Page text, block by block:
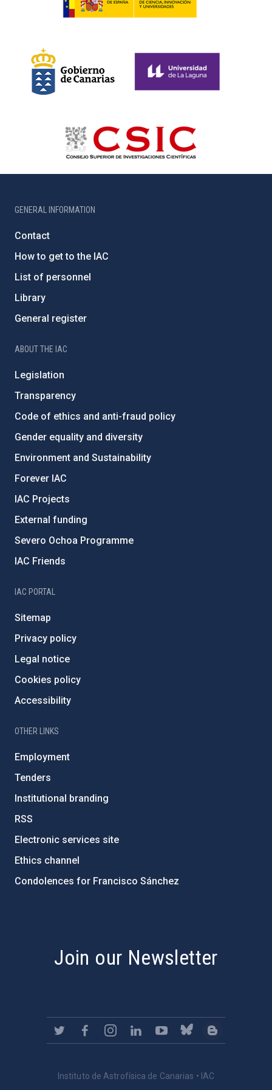
GENERAL INFORMATION
Contact
How to get to the IAC
List of personnel
Library
General register
ABOUT THE IAC
Legislation
Transparency
Code of ethics and anti-fraud policy
Gender equality and diversity
Environment and Sustainability
Forever IAC
IAC Projects
External funding
Severo Ochoa Programme
IAC Friends
IAC PORTAL
Sitemap
Privacy policy
Legal notice
Cookies policy
Accessibility
OTHER LINKS
Employment
Tenders
Institutional branding
RSS
Electronic services site
Ethics channel
Condolences for Francisco Sánchez
Join our Newsletter
Instituto de Astrofísica de Canarias • IAC